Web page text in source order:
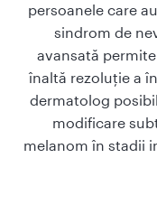
persoanele care
sindrom de
avansată
înaltă rezoluție a
dermatolog
modificare
melanom în stadii